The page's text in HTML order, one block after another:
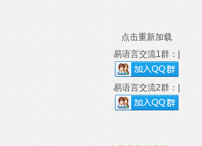
点击重新加载
易语言交流1群：|
易语言交流2群：|